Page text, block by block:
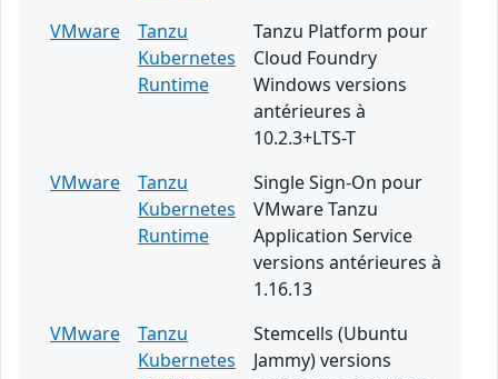
VMware
Tanzu
Kubernetes
Runtime
Tanzu Platform pour
Cloud Foundry
Windows versions
antérieures à
10.2.3+LTS-T
VMware
Tanzu
Kubernetes
Runtime
Single Sign-On pour
VMware Tanzu
Application Service
versions antérieures à
1.16.13
VMware
Tanzu
Kubernetes
Stemcells (Ubuntu
Jammy) versions